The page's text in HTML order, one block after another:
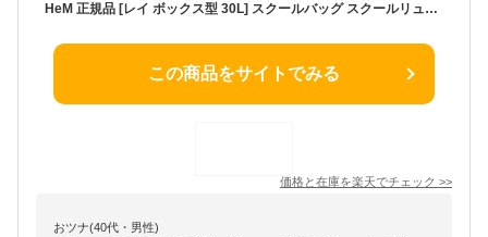
HeM 正規品 [レイ ボックス型 30L] スクールバッグ スクールリュック 通学 中学生 高校生 女子高生 男子高校生 リュック スクバ 大容量 サイドポケット 大学生 撥水 大きい おしゃれ 推し活 オタ活 黒 パープル 青 ピンク 軽い タブレットPC 軽量 入学祝 卒業祝 入学準備
この商品をサイトでみる
価格と在庫を楽天でチェック >>
おツナ(40代・男性)